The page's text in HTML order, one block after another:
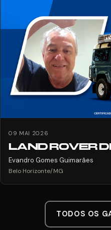
09 MAI 2026
LAND ROVER
Evandro Gomes Guimarães
Belo Horizonte/MG
TODOS OS